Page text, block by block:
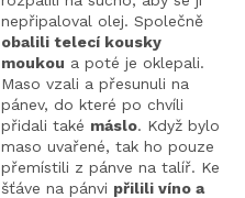
nepřipaloval olej. Společně
obalili telecí kousky
moukou a poté je oklepali.
Maso vzali a přesunuli na
pánev, do které po chvíli
přidali také máslo. Když bylo
maso uvařené, tak ho pouze
přemístili z pánve na talíř. Ke
šťáve na pánvi přilili víno a